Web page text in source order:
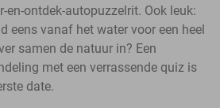
en-ontdek-autopuzzelrit. Ook leuk:
eens vanaf het water voor een heel
samen de natuur in? Een
met een verrassende quiz is
date.